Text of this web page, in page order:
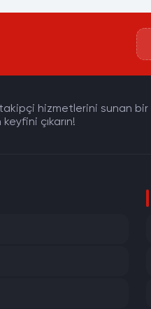
hizmetlerini sunan bir
çıkarın!